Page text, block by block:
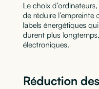
Le choix
de réduire l’empreinte
labels énergétiques
durent plus
électroniques.
Réduction